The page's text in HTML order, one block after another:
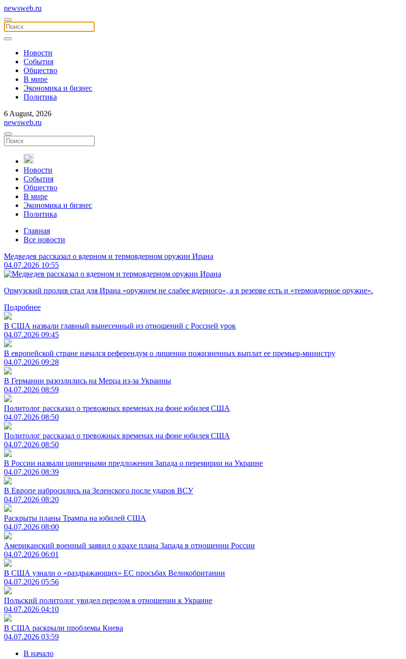
newsweb.ru
Новости
События
Общество
В мире
Экономика и бизнес
Политика
6 August, 2026
newsweb.ru
Новости
События
Общество
В мире
Экономика и бизнес
Политика
Главная
Все новости
Медведев рассказал о ядерном и термоядерном оружии Ирана
04.07.2026 10:55
Ормузский пролив стал для Ирана «оружием не слабее ядерного», а в резерве есть и «термоядерное оружие».
Подробнее
В США назвали главный вынесенный из отношений с Россией урок
04.07.2026 09:45
В европейской стране начался референдум о лишении пожизненных выплат ее премьер-министру
04.07.2026 09:28
В Германии разозлились на Мерца из-за Украины
04.07.2026 08:59
Политолог рассказал о тревожных временах на фоне юбилея США
04.07.2026 08:50
Политолог рассказал о тревожных временах на фоне юбилея США
04.07.2026 08:50
В России назвали циничными предложения Запада о перемирии на Украине
04.07.2026 08:39
В Европе набросились на Зеленского после ударов ВСУ
04.07.2026 08:20
Раскрыты планы Трампа на юбилей США
04.07.2026 08:00
Американский военный заявил о крахе плана Запада в отношении России
04.07.2026 06:01
В США узнали о «раздражающих» ЕС просьбах Великобритании
04.07.2026 05:56
Польский политолог увидел перелом в отношении к Украине
04.07.2026 04:10
В США раскрыли проблемы Киева
04.07.2026 03:59
В начало